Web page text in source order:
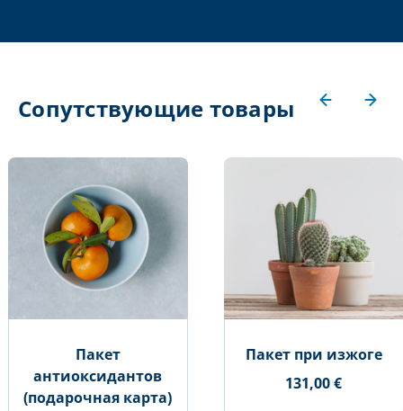
Сопутствующие товары
Пакет
антиоксидантов
(подарочная карта)
Пакет при изжоге
131,00 €